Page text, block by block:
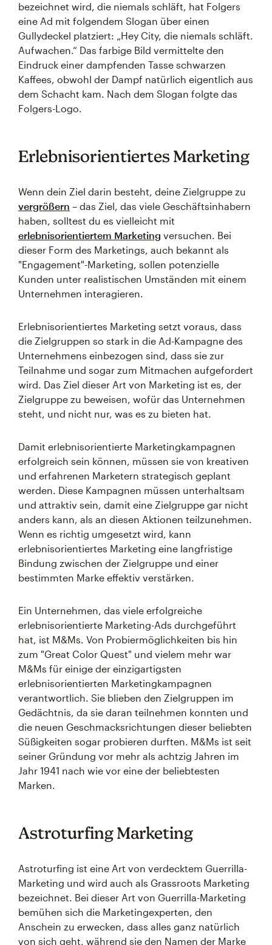
bezeichnet wird, die niemals schläft, hat Folgers
eine Ad mit folgendem Slogan über einen
Gullydeckel platziert: „Hey City, die niemals schläft.
Aufwachen.“ Das farbige Bild vermittelte den
Eindruck einer dampfenden Tasse schwarzen
Kaffees, obwohl der Dampf natürlich eigentlich aus
dem Schacht kam. Nach dem Slogan folgte das
Folgers-Logo.
Erlebnisorientiertes Marketing
Wenn dein Ziel darin besteht, deine Zielgruppe zu
vergrößern – das Ziel, das viele Geschäftsinhabern
haben, solltest du es vielleicht mit
erlebnisorientiertem Marketing versuchen. Bei
dieser Form des Marketings, auch bekannt als
"Engagement"-Marketing, sollen potenzielle
Kunden unter realistischen Umständen mit einem
Unternehmen interagieren.
Erlebnisorientiertes Marketing setzt voraus, dass
die Zielgruppen so stark in die Ad-Kampagne des
Unternehmens einbezogen sind, dass sie zur
Teilnahme und sogar zum Mitmachen aufgefordert
wird. Das Ziel dieser Art von Marketing ist es, der
Zielgruppe zu beweisen, wofür das Unternehmen
steht, und nicht nur, was es zu bieten hat.
Damit erlebnisorientierte Marketingkampagnen
erfolgreich sein können, müssen sie von kreativen
und erfahrenen Marketern strategisch geplant
werden. Diese Kampagnen müssen unterhaltsam
und attraktiv sein, damit eine Zielgruppe gar nicht
anders kann, als an diesen Aktionen teilzunehmen.
Wenn es richtig umgesetzt wird, kann
erlebnisorientiertes Marketing eine langfristige
Bindung zwischen der Zielgruppe und einer
bestimmten Marke effektiv verstärken.
Ein Unternehmen, das viele erfolgreiche
erlebnisorientierte Marketing-Ads durchgeführt
hat, ist M&Ms. Von Probiermöglichkeiten bis hin
zum "Great Color Quest" und vielem mehr war
M&Ms für einige der einzigartigsten
erlebnisorientierten Marketingkampagnen
verantwortlich. Sie blieben den Zielgruppen im
Gedächtnis, da sie daran teilnehmen konnten und
die neuen Geschmacksrichtungen dieser beliebten
Süßigkeiten sogar probieren durften. M&Ms ist seit
seiner Gründung vor mehr als achtzig Jahren im
Jahr 1941 nach wie vor eine der beliebtesten
Marken.
Astroturfing Marketing
Astroturfing ist eine Art von verdecktem Guerrilla-
Marketing und wird auch als Grassroots Marketing
bezeichnet. Bei dieser Art von Guerrilla-Marketing
bemühen sich die Marketingexperten, den
Anschein zu erwecken, dass alles ganz natürlich
von sich geht, während sie den Namen der Marke